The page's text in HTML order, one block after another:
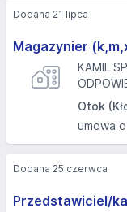
Magazynier
KAMIL
Otok
umowa
Dodana 21 lipca
Przedstawiciel/
Dodana 25 czerwca